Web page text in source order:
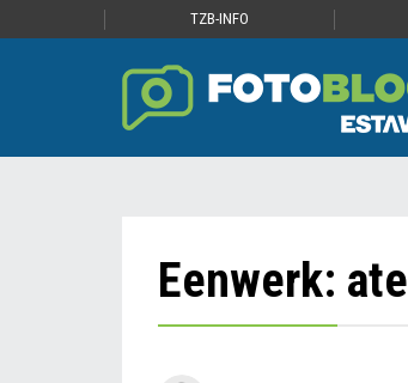
TZB-INFO
Eenwerk: